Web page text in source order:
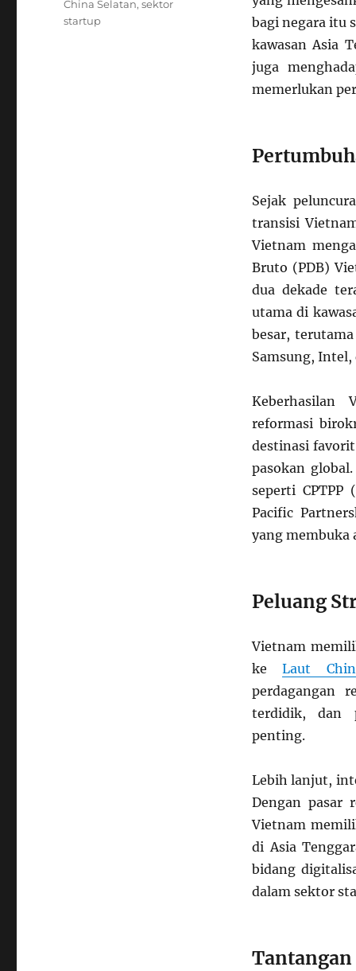
bagi negara itu
kawasan Asia
juga
memerlukan
Sejak
transisi
Vietnam
Bruto (PDB)
dua dekade
utama di
besar,
Samsung, Intel,
Keberhasilan
reformasi
destinasi
pasokan
seperti CPTPP
Pacific
yang membuka
Peluang
Vietnam
keLaut
perdagangan
terdidik, dan
penting.
Lebih lanjut,
Dengan pasar
Vietnam
di Asia
bidang
dalam sektor
China Selatan,sektor
startup